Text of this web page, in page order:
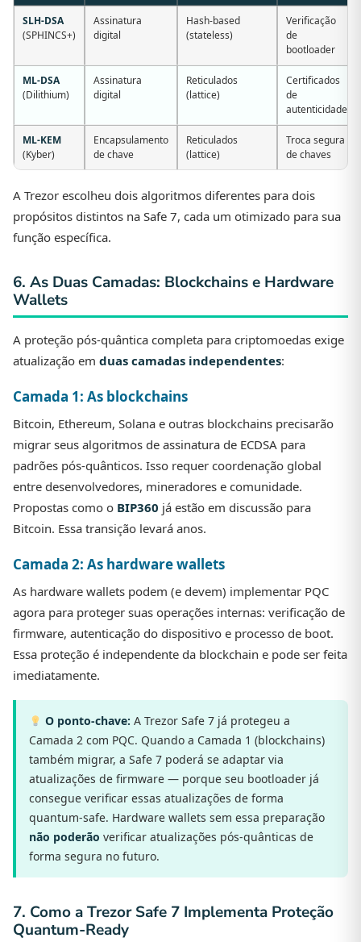
SLH-DSA
(SPHINCS+)
Assinatura
digital
Hash-based
(stateless)
Verificação
de
bootloader
ML-DSA
(Dilithium)
Assinatura
digital
Reticulados
(lattice)
Certificados
de
autenticidade
ML-KEM
(Kyber)
Encapsulamento
de chave
Reticulados
(lattice)
Troca segura
de chaves
A Trezor escolheu dois algoritmos diferentes para dois
propósitos distintos na Safe 7, cada um otimizado para sua
função específica.
6. As Duas Camadas: Blockchains e Hardware
Wallets
A proteção pós-quântica completa para criptomoedas exige
atualização em duas camadas independentes:
Camada 1: As blockchains
Bitcoin, Ethereum, Solana e outras blockchains precisarão
migrar seus algoritmos de assinatura de ECDSA para
padrões pós-quânticos. Isso requer coordenação global
entre desenvolvedores, mineradores e comunidade.
Propostas como o BIP360 já estão em discussão para
Bitcoin. Essa transição levará anos.
Camada 2: As hardware wallets
As hardware wallets podem (e devem) implementar PQC
agora para proteger suas operações internas: verificação de
firmware, autenticação do dispositivo e processo de boot.
Essa proteção é independente da blockchain e pode ser feita
imediatamente.
O ponto-chave: A Trezor Safe 7 já protegeu a
Camada 2 com PQC. Quando a Camada 1 (blockchains)
também migrar, a Safe 7 poderá se adaptar via
atualizações de firmware — porque seu bootloader já
consegue verificar essas atualizações de forma
quantum-safe. Hardware wallets sem essa preparação
não poderão verificar atualizações pós-quânticas de
forma segura no futuro.
7. Como a Trezor Safe 7 Implementa Proteção
Quantum-Ready